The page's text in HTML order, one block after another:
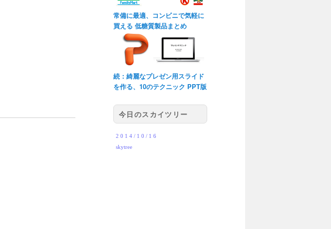
常備に最適、コンビニで気軽に
買える 低糖質製品まとめ
続：綺麗なプレゼン用スライド
を作る、10のテクニック PPT版
今日のスカイツリー